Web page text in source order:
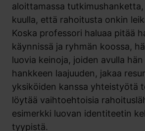
aloittamassa
kuulla, että rahoitusta onkin
Koska professori haluaa pitää
käynnissä ja ryhmän koossa,
luovia keinoja, joiden avulla
hankkeen laajuuden, jakaa
yksiköiden kanssa yhteistyötä
löytää vaihtoehtoisia
esimerkki luovan identiteetin
tyypistä.